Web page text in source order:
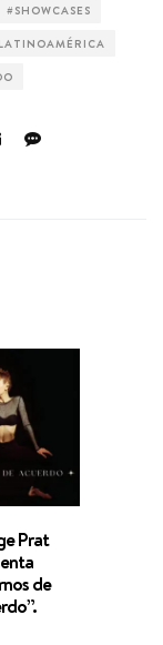
#SHOWCASES
LATINOAMÉRICA
Prat
de